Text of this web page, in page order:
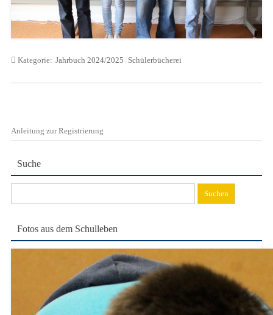
Kategorie: Jahrbuch 2024/2025 Schülerbücherei
Anleitung zur Registrierung
Suche
nach:
Fotos aus dem Schulleben